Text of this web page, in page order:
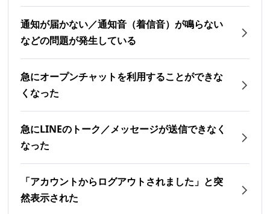
通知が届かない／通知音（着信音）が鳴らない
などの問題が発生している
急にオープンチャットを利用することができな
くなった
急にLINEのトーク／メッセージが送信できなく
なった
「アカウントからログアウトされました」と突
然表示された